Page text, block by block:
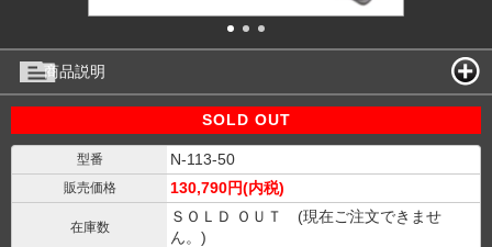
商品説明
SOLD OUT
型番 N-113-50
販売価格 130,790円(内税)
在庫数
ＳＯＬＤ ＯＵＴ (現在ご注文できませ
ん。)